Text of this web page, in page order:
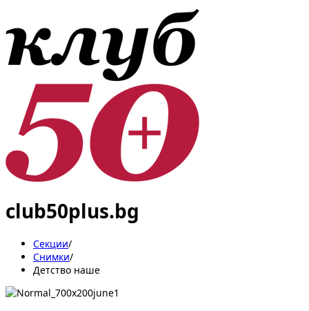
club50plus.bg
Секции/
Снимки/
Детство наше